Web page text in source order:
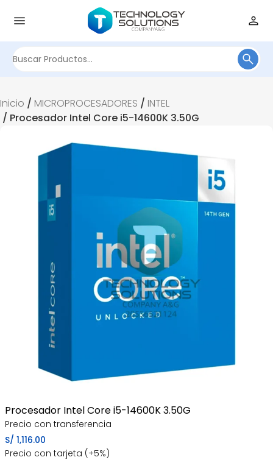
Inicio / MICROPROCESADORES / INTEL
/ Procesador Intel Core i5-14600K 3.50G
Procesador Intel Core i5-14600K 3.50G
Precio con transferencia
S/ 1,116.00
Precio con tarjeta (+5%)